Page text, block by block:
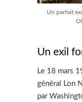
Un parfait
Un exil
Le 18 mars
général Lon
par